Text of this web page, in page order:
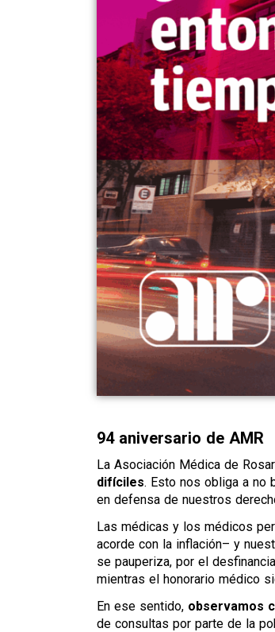
94 aniversario de AMR
La Asociación Médica de
difíciles. Esto nos obliga a no
en defensa de nuestros
Las médicas y los médicos
acorde con la inflación– y
se pauperiza, por el
mientras el honorario médico
En ese sentido, observamos
de consultas por parte de la